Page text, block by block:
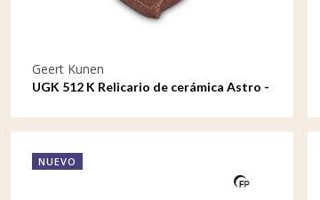
Geert Kunen
UGK 512 K Relicario de cerámica Astro -
NUEVO